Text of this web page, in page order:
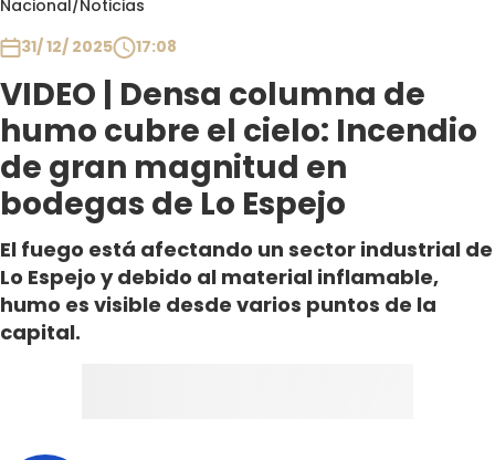
Nacional/Noticias
31/ 12/ 2025
17:08
VIDEO | Densa columna de
humo cubre el cielo: Incendio
de gran magnitud en
bodegas de Lo Espejo
El fuego está afectando un sector industrial de
Lo Espejo y debido al material inflamable,
humo es visible desde varios puntos de la
capital.
Club De La Comedia
Contigo en Directo
Plan Perfecto
El Tiempo
Sabingo
Todos Los Programas